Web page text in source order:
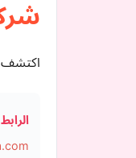
اكتشف
الرابط